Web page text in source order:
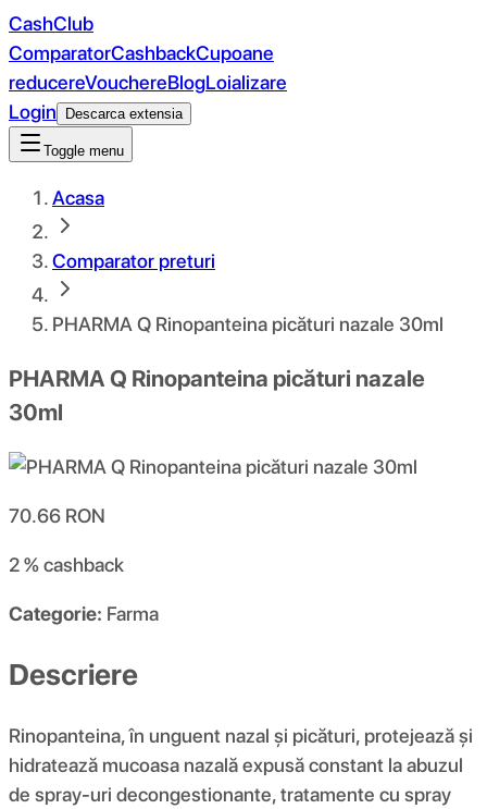
CashClub
ComparatorCashbackCupoane
reducereVouchereBlogLoializare
Login
Descarca extensia
Toggle menu
Acasa
Comparator preturi
PHARMA Q Rinopanteina picături nazale 30ml
PHARMA Q Rinopanteina picături nazale
30ml
70.66 RON
2 %cashback
Categorie: Farma
Descriere
Rinopanteina, în unguent nazal și picături, protejează și
hidratează mucoasa nazală expusă constant la abuzul
de spray-uri decongestionante, tratamente cu spray